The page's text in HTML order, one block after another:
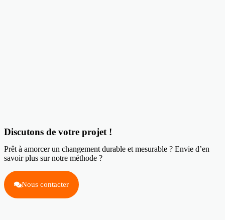
Discutons de votre projet !
Prêt à amorcer un changement durable et mesurable ? Envie d’en
savoir plus sur notre méthode ?
Nous contacter